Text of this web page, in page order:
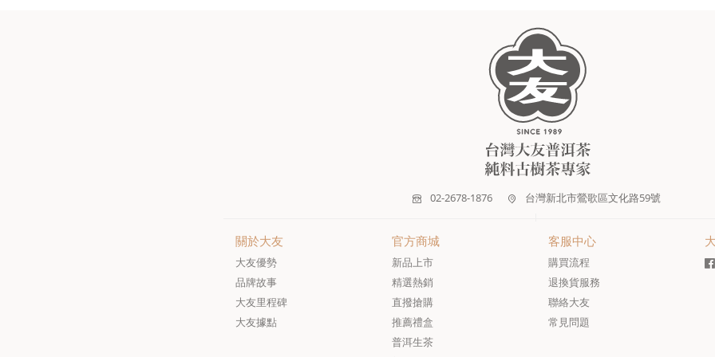
02-2678-1876 台灣新北市鶯歌區文化路59號
關於大友
大友優勢
品牌故事
大友里程碑
大友據點
官方商城
新品上市
精選熱銷
直撥搶購
推薦禮盒
普洱生茶
客服中心
購買流程
退換貨服務
聯絡大友
常見問題